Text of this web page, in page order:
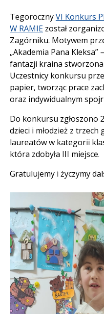
Treść
TegorocznyVI Konkurs
W RAMIE został
Zagórniku. Motywem
„Akademia Pana Kleksa”
fantazji kraina stworzona
Uczestnicy konkursu
papier, tworząc prace
oraz indywidualnym
Do konkursu zgłoszono
dzieci i młodzież z
laureatów w kategorii
która zdobyła III miejsce.
Gratulujemy i życzymy